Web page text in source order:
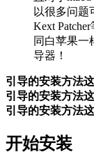
以很多问题
Kext
同白苹果一
导器！
引导的安装方法
引导的安装方法
引导的安装方法
开始安装